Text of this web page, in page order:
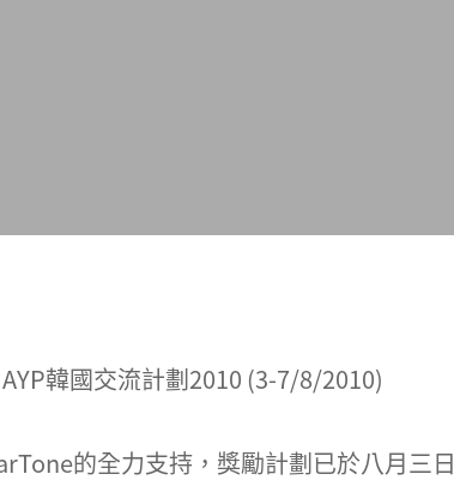
韓國交流計劃2010 (3-7/8/2010)
的全力支持，獎勵計劃已於八月三